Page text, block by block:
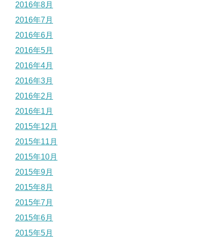
2016年8月
2016年7月
2016年6月
2016年5月
2016年4月
2016年3月
2016年2月
2016年1月
2015年12月
2015年11月
2015年10月
2015年9月
2015年8月
2015年7月
2015年6月
2015年5月